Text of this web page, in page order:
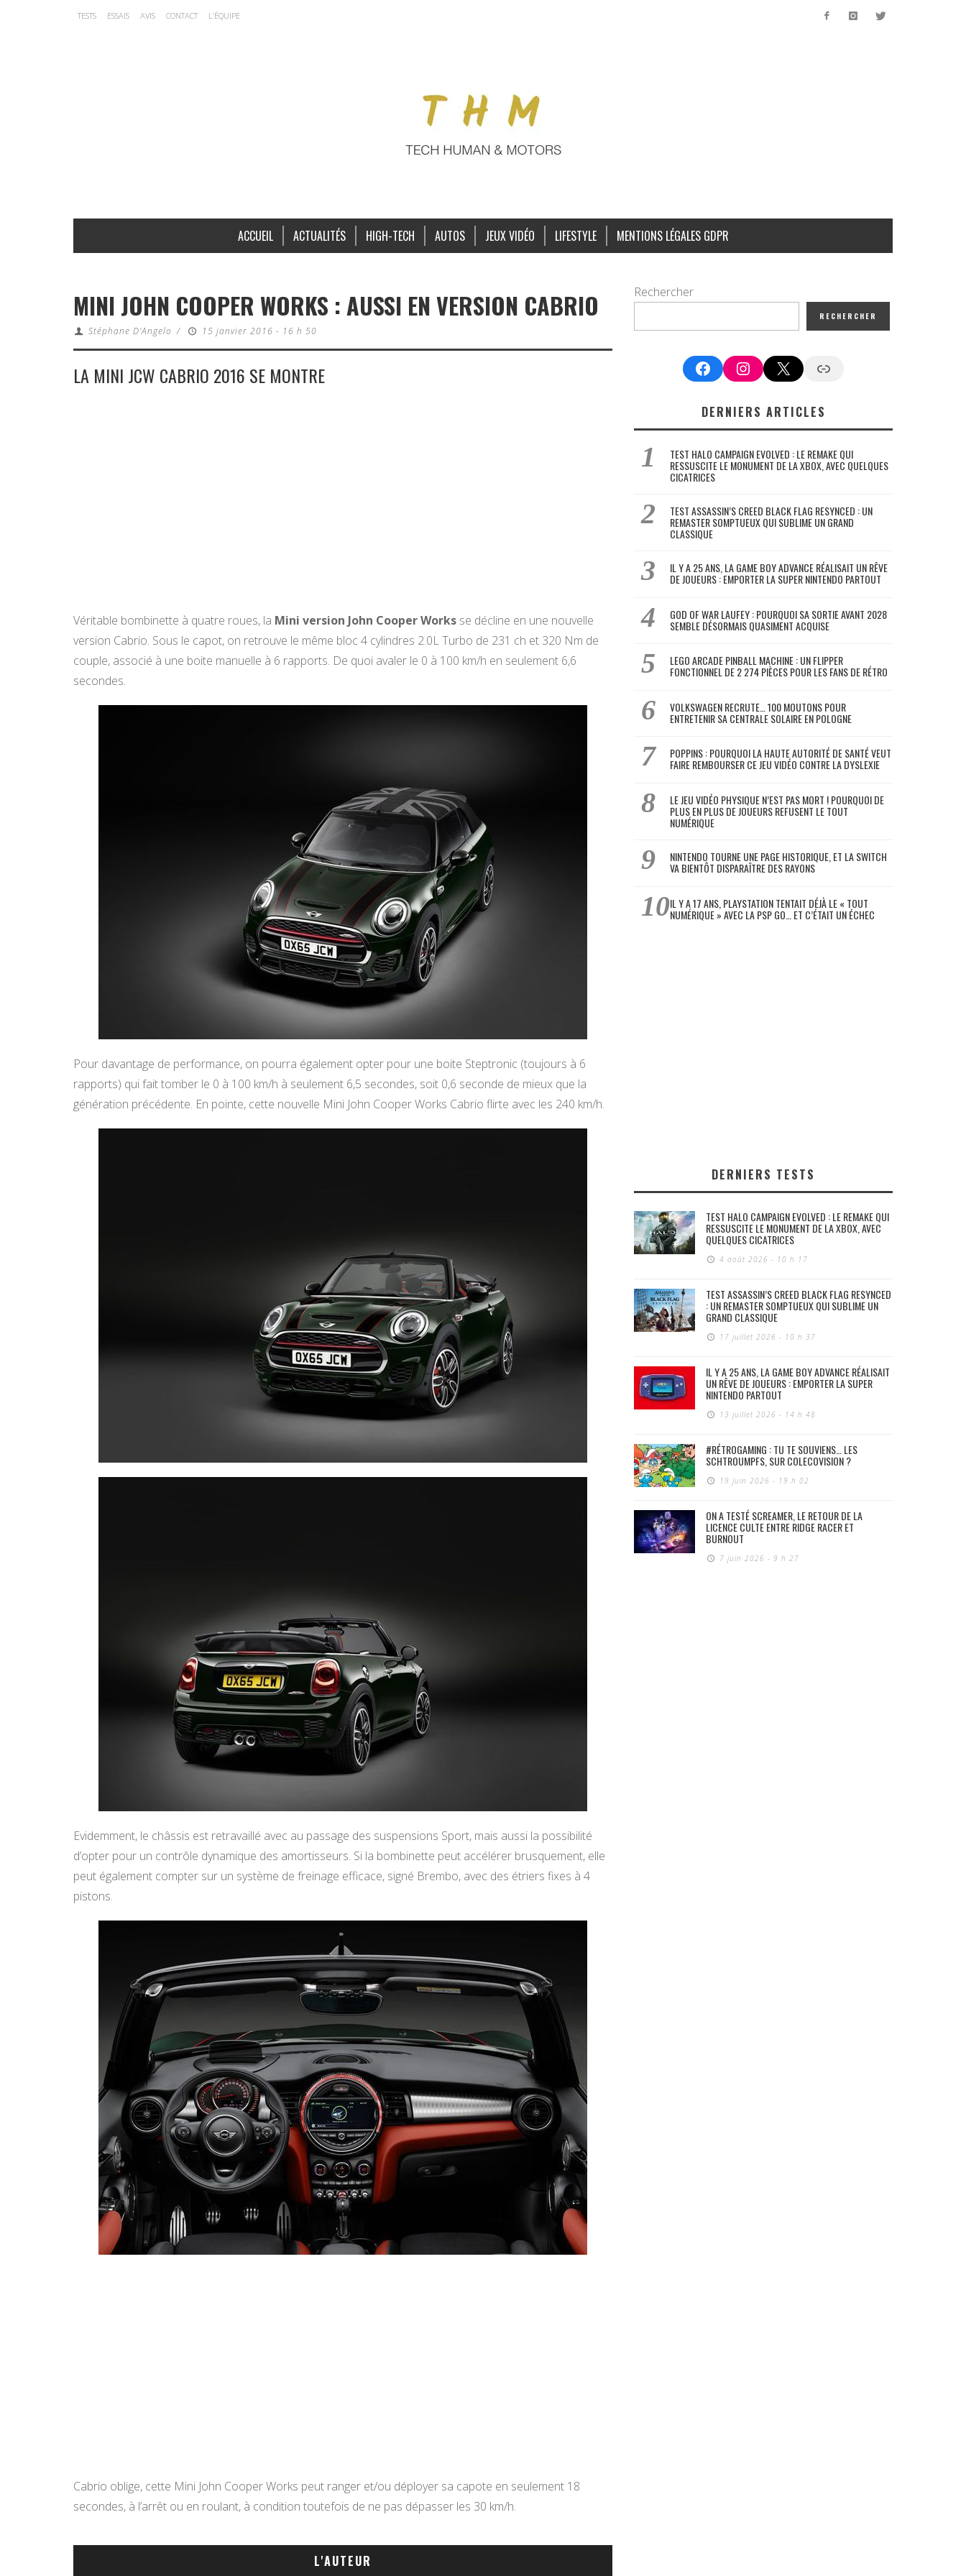
TESTS ESSAIS AVIS CONTACT L’ÉQUIPE
ACCUEIL ACTUALITÉS HIGH-TECH AUTOS JEUX VIDÉO LIFESTYLE MENTIONS LÉGALES GDPR
MINI JOHN COOPER WORKS : AUSSI EN VERSION CABRIO
Stéphane D'Angelo / 15 janvier 2016 - 16 h 50
LA MINI JCW CABRIO 2016 SE MONTRE
Véritable bombinette à quatre roues, la Mini version John Cooper Works se décline en une nouvelle
version Cabrio. Sous le capot, on retrouve le même bloc 4 cylindres 2.0L Turbo de 231 ch et 320 Nm de
couple, associé à une boite manuelle à 6 rapports. De quoi avaler le 0 à 100 km/h en seulement 6,6
secondes.
Pour davantage de performance, on pourra également opter pour une boite Steptronic (toujours à 6
rapports) qui fait tomber le 0 à 100 km/h à seulement 6,5 secondes, soit 0,6 seconde de mieux que la
génération précédente. En pointe, cette nouvelle Mini John Cooper Works Cabrio flirte avec les 240 km/h.
Evidemment, le châssis est retravaillé avec au passage des suspensions Sport, mais aussi la possibilité
d’opter pour un contrôle dynamique des amortisseurs. Si la bombinette peut accélérer brusquement, elle
peut également compter sur un système de freinage efficace, signé Brembo, avec des étriers fixes à 4
pistons.
Cabrio oblige, cette Mini John Cooper Works peut ranger et/ou déployer sa capote en seulement 18
secondes, à l’arrêt ou en roulant, à condition toutefois de ne pas dépasser les 30 km/h.
L'AUTEUR
Rechercher
RECHERCHER
FacebookInstagram
X Google News
DERNIERS ARTICLES
TEST HALO CAMPAIGN EVOLVED : LE REMAKE QUI
RESSUSCITE LE MONUMENT DE LA XBOX, AVEC QUELQUES
CICATRICES
TEST ASSASSIN’S CREED BLACK FLAG RESYNCED : UN
REMASTER SOMPTUEUX QUI SUBLIME UN GRAND
CLASSIQUE
IL Y A 25 ANS, LA GAME BOY ADVANCE RÉALISAIT UN RÊVE
DE JOUEURS : EMPORTER LA SUPER NINTENDO PARTOUT
GOD OF WAR LAUFEY : POURQUOI SA SORTIE AVANT 2028
SEMBLE DÉSORMAIS QUASIMENT ACQUISE
LEGO ARCADE PINBALL MACHINE : UN FLIPPER
FONCTIONNEL DE 2 274 PIÈCES POUR LES FANS DE RÉTRO
VOLKSWAGEN RECRUTE… 100 MOUTONS POUR
ENTRETENIR SA CENTRALE SOLAIRE EN POLOGNE
POPPINS : POURQUOI LA HAUTE AUTORITÉ DE SANTÉ VEUT
FAIRE REMBOURSER CE JEU VIDÉO CONTRE LA DYSLEXIE
LE JEU VIDÉO PHYSIQUE N’EST PAS MORT ! POURQUOI DE
PLUS EN PLUS DE JOUEURS REFUSENT LE TOUT
NUMÉRIQUE
NINTENDO TOURNE UNE PAGE HISTORIQUE, ET LA SWITCH
VA BIENTÔT DISPARAÎTRE DES RAYONS
IL Y A 17 ANS, PLAYSTATION TENTAIT DÉJÀ LE « TOUT
NUMÉRIQUE » AVEC LA PSP GO… ET C’ÉTAIT UN ÉCHEC
DERNIERS TESTS
TEST HALO CAMPAIGN EVOLVED : LE REMAKE QUI
RESSUSCITE LE MONUMENT DE LA XBOX, AVEC
QUELQUES CICATRICES
4 août 2026 - 10 h 17
TEST ASSASSIN’S CREED BLACK FLAG RESYNCED
: UN REMASTER SOMPTUEUX QUI SUBLIME UN
GRAND CLASSIQUE
17 juillet 2026 - 10 h 37
IL Y A 25 ANS, LA GAME BOY ADVANCE RÉALISAIT
UN RÊVE DE JOUEURS : EMPORTER LA SUPER
NINTENDO PARTOUT
13 juillet 2026 - 14 h 48
#RÉTROGAMING : TU TE SOUVIENS… LES
SCHTROUMPFS, SUR COLECOVISION ?
19 juin 2026 - 19 h 02
ON A TESTÉ SCREAMER, LE RETOUR DE LA
LICENCE CULTE ENTRE RIDGE RACER ET
BURNOUT
7 juin 2026 - 9 h 27